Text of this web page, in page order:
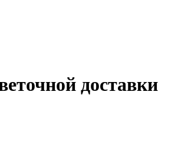
доставки